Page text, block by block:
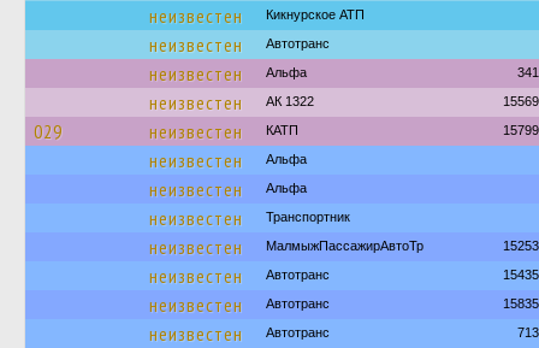
неизвестен Кикнурское АТП
неизвестен Автотранс
неизвестен Альфа
неизвестен АК 1322
029 неизвестен КАТП
неизвестен Альфа
неизвестен Альфа
неизвестен Транспортник
неизвестен МалмыжПассажирАвтоТр
неизвестен Автотранс
неизвестен Автотранс
неизвестен Автотранс